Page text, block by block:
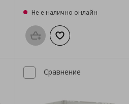
с любими
Не е налично онлайн
Προσθήκη στο καλάθι
Добави към
Сравнение